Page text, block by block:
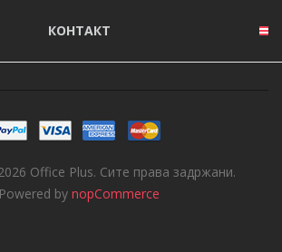
КОНТАКТ
Office Plus. Сите права задржани.
Powered by nopCommerce